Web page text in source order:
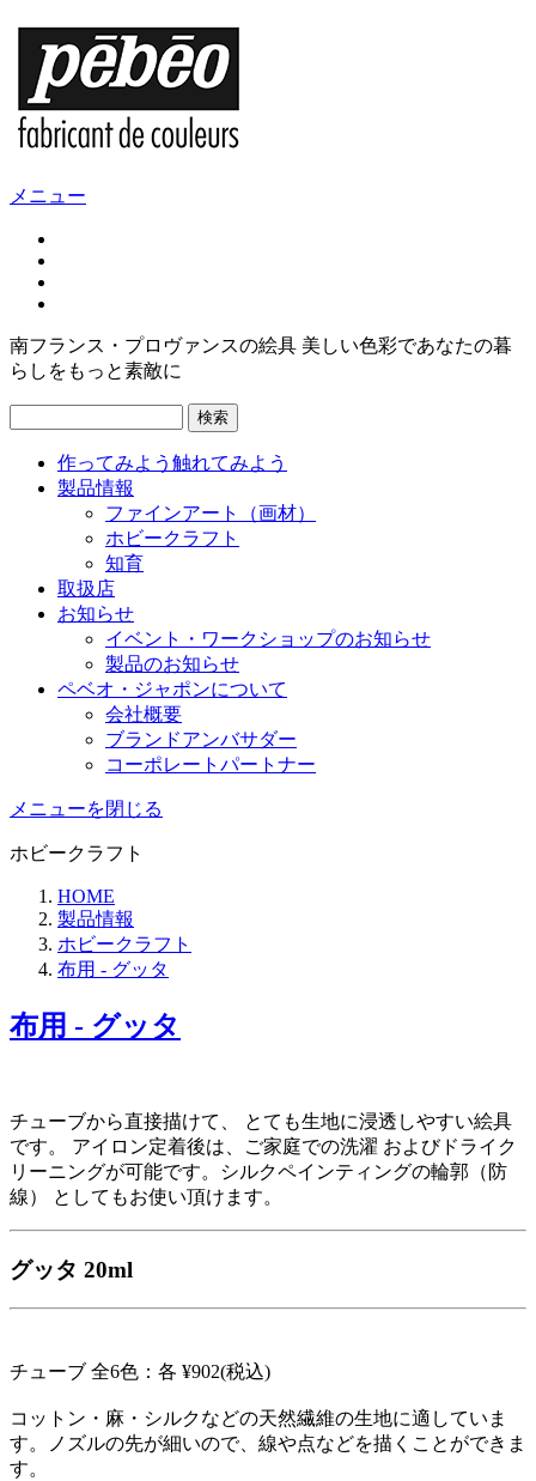
メニュー
南フランス・プロヴァンスの絵具 美しい色彩であなたの暮
らしをもっと素敵に
検索
作ってみよう 触れてみよう
製品情報
ファインアート（画材）
ホビークラフト
知育
取扱店
お知らせ
イベント・ワークショップのお知らせ
製品のお知らせ
ペベオ・ジャポンについて
会社概要
ブランドアンバサダー
コーポレートパートナー
メニューを閉じる
ホビークラフト
HOME
製品情報
ホビークラフト
布用 - グッタ
布用 - グッタ
チューブから直接描けて、 とても生地に浸透しやすい絵具
です。 アイロン定着後は、ご家庭での洗濯 およびドライク
リーニングが可能です。シルクペインティングの輪郭（防
線） としてもお使い頂けます。
グッタ 20ml
チューブ 全6色：各 ¥902(税込)
コットン・麻・シルクなどの天然繊維の生地に適していま
す。ノズルの先が細いので、線や点などを描くことができま
す。